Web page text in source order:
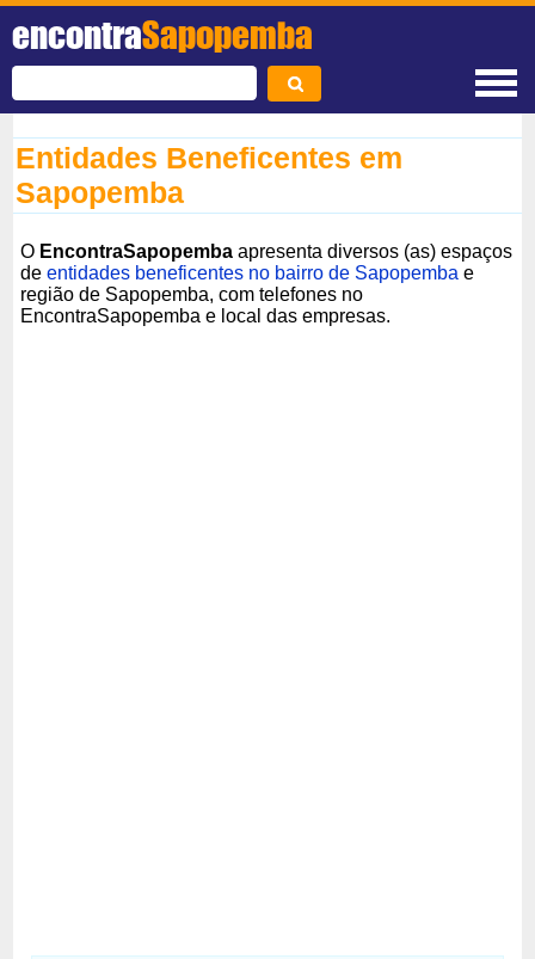
encontraSapopemba
Entidades Beneficentes em
Sapopemba
O EncontraSapopemba apresenta diversos (as) espaços
deentidades beneficentes no bairro de Sapopemba e
região de Sapopemba, com telefones no
EncontraSapopemba e local das empresas.